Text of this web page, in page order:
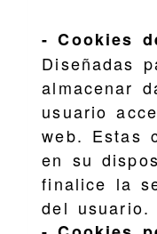
- Cookies
Diseñadas
almacenar
usuario
web. Estas
en su
finalice la
del usuario.